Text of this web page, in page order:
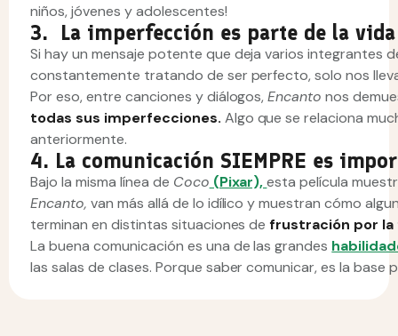
niños, jóvenes y adolescentes!
3. La imperfección es parte de la
Si hay un mensaje potente que deja varios integrantes
constantemente tratando de ser perfecto, solo nos
Por eso, entre canciones y diálogos,Encanto nos
todas sus imperfecciones. Algo que se relaciona
anteriormente.
4. La comunicación SIEMPRE es
Bajo la misma línea de Coco (Pixar),esta película
Encanto, van más allá de lo idílico y muestran cómo
terminan en distintas situaciones de frustración por
La buena comunicación es una de las grandes
las salas de clases. Porque saber comunicar, es la base